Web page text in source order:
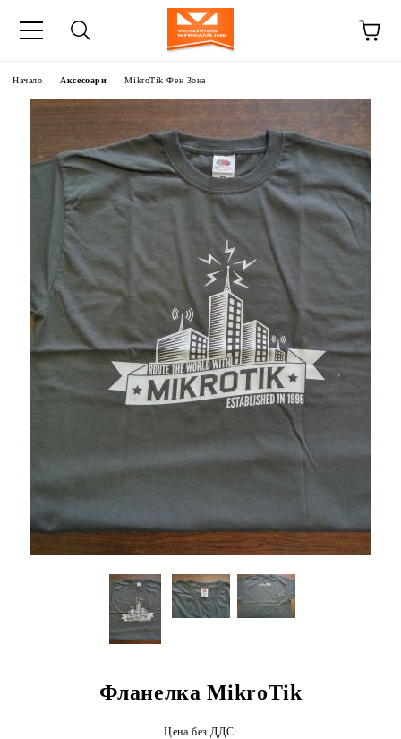
Начало Аксесоари MikroTik Фен Зона
Фланелка MikroTik
Цена без ДДС: